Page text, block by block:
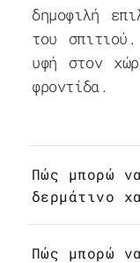
δημοφιλή
του
υφή στον
φροντίδα.
Πώς μπορώ
δερμάτινο
Πώς μπορώ